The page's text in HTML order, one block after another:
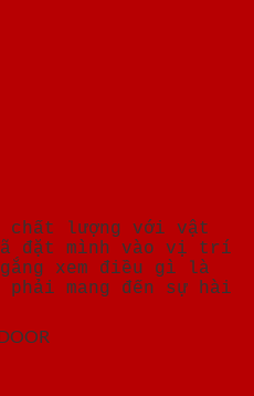
chất lượng với vật
đặt mình vào vị trí
xem điều gì là
mang đến sự hài